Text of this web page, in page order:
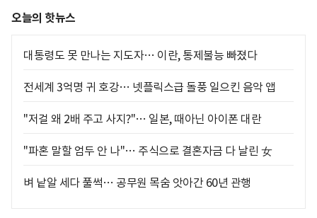
오늘의 핫뉴스
대통령도 못 만나는 지도자… 이란, 통제불능 빠졌다
전세계 3억명 귀 호강… 넷플릭스급 돌풍 일으킨 음악 앱
"저걸 왜 2배 주고 사지?"… 일본, 때아닌 아이폰 대란
"파혼 말할 엄두 안 나"… 주식으로 결혼자금 다 날린 女
벼 낱알 세다 풀썩… 공무원 목숨 앗아간 60년 관행